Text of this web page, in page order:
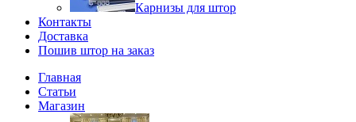
Карнизы для штор
Контакты
Доставка
Пошив штор на заказ
Главная
Статьи
Магазин